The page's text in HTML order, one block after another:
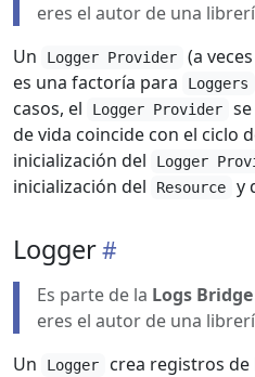
eres el autor de una
Un
Logger Provider (a
es una factoría para
Loggers
casos, el
Logger Provider
de vida coincide con el ciclo
inicialización del
Logger
inicialización del
Resource y
Logger
Es parte de la Logs
eres el autor de una
Un
Logger crea registros de